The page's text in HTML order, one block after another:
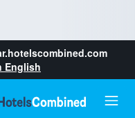
English